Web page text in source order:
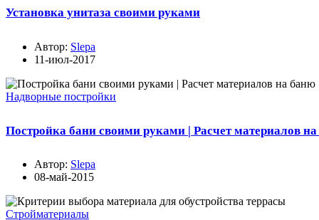
Установка унитаза своими руками
Автор: Slepa
11-июл-2017
Надворные постройки
Постройка бани своими руками | Расчет материалов
Автор: Slepa
08-май-2015
Стройматериалы